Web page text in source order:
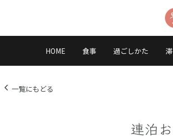
HOME 食事 過ごしかた
一覧にもどる
連泊